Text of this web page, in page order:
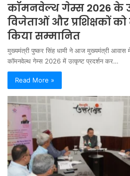
कॉमनवेल्थ गेम्स 2026 के
विजेताओं और प्रशिक्षकों
किया सम्मानित
मुख्यमंत्री पुष्कर सिंह धामी ने आज मुख्यमंत्री आवास
कॉमनवेल्थ गेम्स 2026 में उत्कृष्ट प्रदर्शन कर…
Read More »